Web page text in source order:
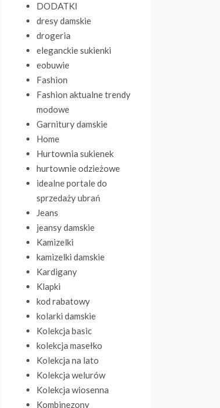
DODATKI
dresy damskie
drogeria
eleganckie sukienki
eobuwie
Fashion
Fashion aktualne trendy
modowe
Garnitury damskie
Home
Hurtownia sukienek
hurtownie odzieżowe
idealne portale do
sprzedaży ubrań
Jeans
jeansy damskie
Kamizelki
kamizelki damskie
Kardigany
Klapki
kod rabatowy
kolarki damskie
Kolekcja basic
kolekcja masełko
Kolekcja na lato
Kolekcja welurów
Kolekcja wiosenna
Kombinezony